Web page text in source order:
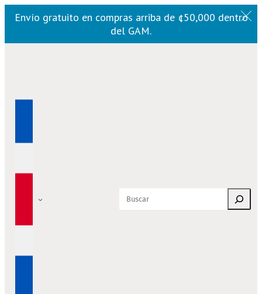
Envío gratuito en compras arriba de ¢50,000 dentro
del GAM.
Buscar